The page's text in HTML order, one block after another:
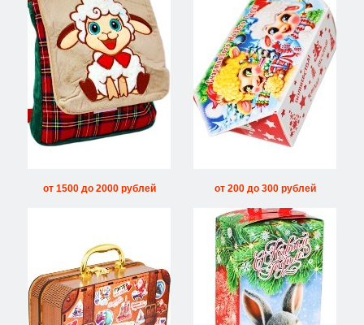
от 1500 до 2000 рублей от 200 до 300 рублей